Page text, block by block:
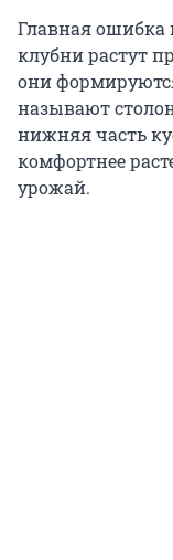
Главная ошибка
клубни растут
они
называют
нижняя часть
комфортнее
урожай.